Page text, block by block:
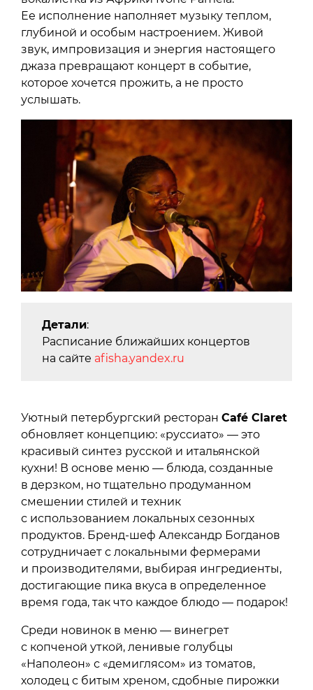
Ее исполнение наполняет музыку теплом,
глубиной и особым настроением. Живой
звук, импровизация и энергия настоящего
джаза превращают концерт в событие,
которое хочется прожить, а не просто
услышать.
Детали:
Расписание ближайших концертов
на сайте afisha.yandex.ru
Уютный петербургский ресторан Café Claret
обновляет концепцию: «руссиато» — это
красивый синтез русской и итальянской
кухни! В основе меню — блюда, созданные
в дерзком, но тщательно продуманном
смешении стилей и техник
с использованием локальных сезонных
продуктов. Бренд-шеф Александр Богданов
сотрудничает с локальными фермерами
и производителями, выбирая ингредиенты,
достигающие пика вкуса в определенное
время года, так что каждое блюдо — подарок!
Среди новинок в меню — винегрет
с копченой уткой, ленивые голубцы
«Наполеон» с «демиглясом» из томатов,
холодец с битым хреном, сдобные пирожки